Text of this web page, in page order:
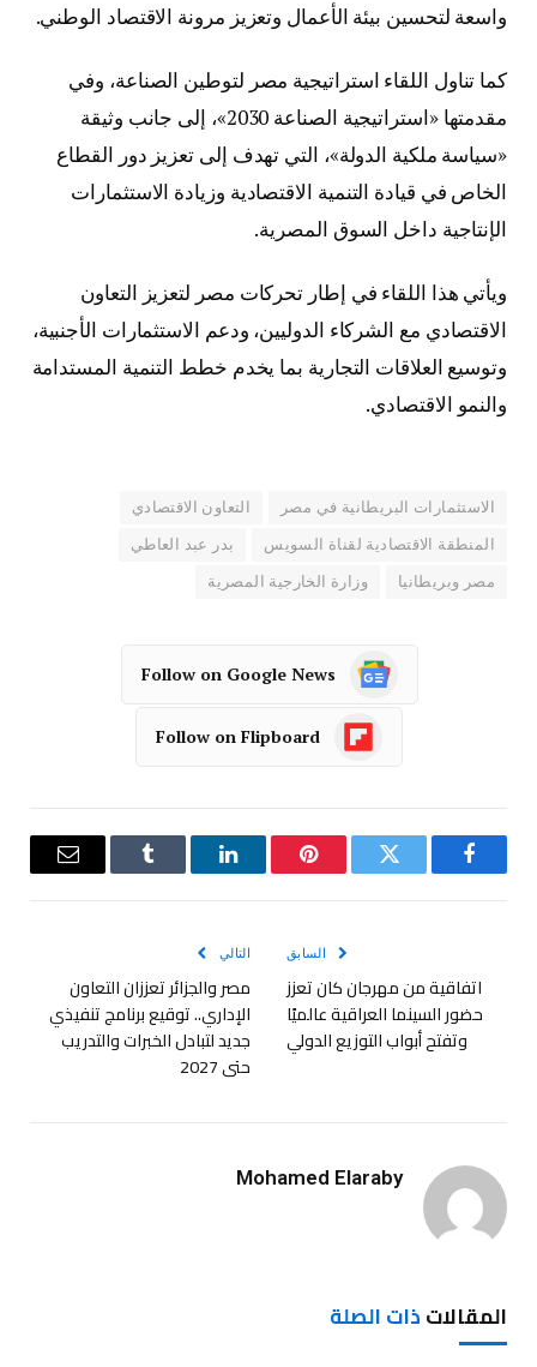
واسعة لتحسين بيئة الأعمال وتعزيز مرونة الاقتصاد الوطني.
كما تناول اللقاء استراتيجية مصر لتوطين الصناعة، وفي
مقدمتها «استراتيجية الصناعة 2030»، إلى جانب وثيقة
«سياسة ملكية الدولة»، التي تهدف إلى تعزيز دور القطاع
الخاص في قيادة التنمية الاقتصادية وزيادة الاستثمارات
الإنتاجية داخل السوق المصرية.
ويأتي هذا اللقاء في إطار تحركات مصر لتعزيز التعاون
الاقتصادي مع الشركاء الدوليين، ودعم الاستثمارات الأجنبية،
وتوسيع العلاقات التجارية بما يخدم خطط التنمية المستدامة
والنمو الاقتصادي.
الاستثمارات البريطانية في مصر التعاون الاقتصادي
المنطقة الاقتصادية لقناة السويس بدر عبد العاطي
مصر وبريطانيا وزارة الخارجية المصرية
Follow on Google News
Follow on Flipboard
فيسبوك تويتر بينتيريستلينكدإن Tumblr
البريد
السابق
اتفاقية من مهرجان كان تعزز
حضور السينما العراقية عالميًا
وتفتح أبواب التوزيع الدولي
التالي
مصر والجزائر تعززان التعاون
الإداري.. توقيع برنامج تنفيذي
جديد لتبادل الخبرات والتدريب
حتى 2027
Mohamed Elaraby
المقالاتذات الصلة